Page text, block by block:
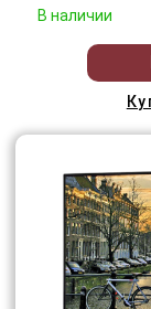
В наличии